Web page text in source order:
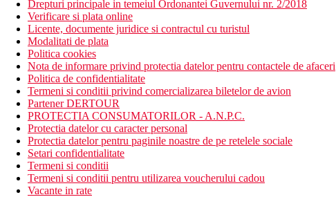
Drepturi principale in temeiul Ordonantei Guvernului nr. 2/2018
Verificare si plata online
Licente, documente juridice si contractul cu turistul
Modalitati de plata
Politica cookies
Nota de informare privind protectia datelor pentru contactele de afaceri
Politica de confidentialitate
Termeni si conditii privind comercializarea biletelor de avion
Partener DERTOUR
PROTECTIA CONSUMATORILOR - A.N.P.C.
Protectia datelor cu caracter personal
Protectia datelor pentru paginile noastre de pe retelele sociale
Setari confidentialitate
Termeni si conditii
Termeni si conditii pentru utilizarea voucherului cadou
Vacante in rate